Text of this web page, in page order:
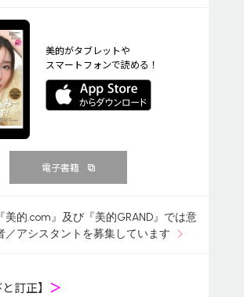
美的がタブレットや
スマートフォンで読める！
電子書籍
美的.com』及び『美的GRAND』では意
／アシスタントを募集しています
訂正】 ＞